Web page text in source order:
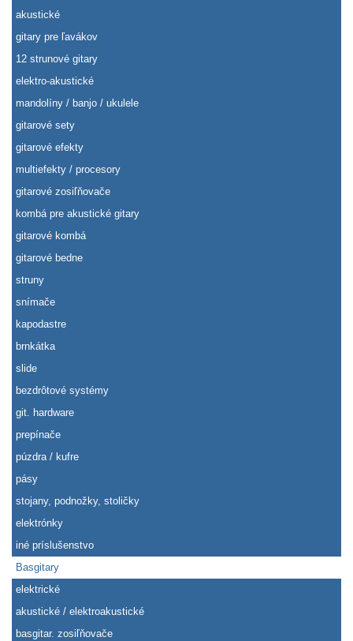
akustické
gitary pre ľavákov
12 strunové gitary
elektro-akustické
mandolíny / banjo / ukulele
gitarové sety
gitarové efekty
multiefekty / procesory
gitarové zosiľňovače
kombá pre akustické gitary
gitarové kombá
gitarové bedne
struny
snímače
kapodastre
brnkátka
slide
bezdrôtové systémy
git. hardware
prepínače
púzdra / kufre
pásy
stojany, podnožky, stoličky
elektrónky
iné príslušenstvo
Basgitary
elektrické
akustické / elektroakustické
basgitar. zosiľňovače